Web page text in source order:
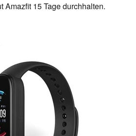
Amazfit 15 Tage durchhalten.